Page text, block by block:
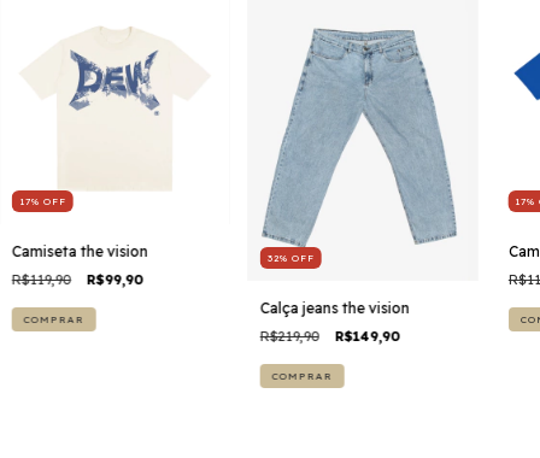
17% OFF
Camiseta the vision
R$119,90 R$99,90
COMPRAR
32% OFF
Calça jeans the vision
R$219,90 R$149,90
COMPRAR
17%